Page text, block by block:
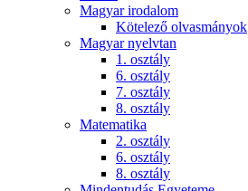
Magyar irodalom
Kötelező olvasmányok
Magyar nyelvtan
1. osztály
6. osztály
7. osztály
8. osztály
Matematika
2. osztály
6. osztály
8. osztály